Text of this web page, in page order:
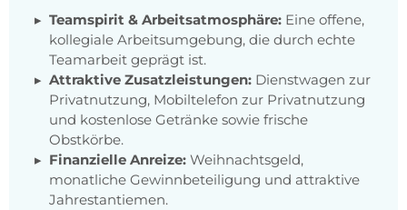
Teamspirit & Arbeitsatmosphäre: Eine offene,
kollegiale Arbeitsumgebung, die durch echte
Teamarbeit geprägt ist.
Attraktive Zusatzleistungen: Dienstwagen zur
Privatnutzung, Mobiltelefon zur Privatnutzung
und kostenlose Getränke sowie frische
Obstkörbe.
Finanzielle Anreize: Weihnachtsgeld,
monatliche Gewinnbeteiligung und attraktive
Jahrestantiemen.